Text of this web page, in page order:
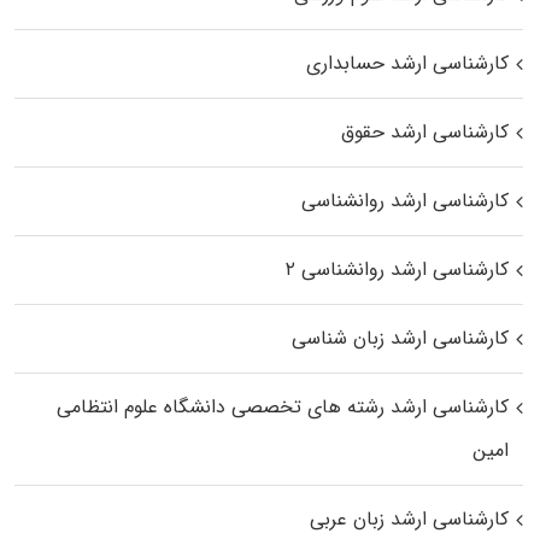
کارشناسی ارشد حسابداری
کارشناسی ارشد حقوق
کارشناسی ارشد روانشناسی
کارشناسی ارشد روانشناسی ۲
کارشناسی ارشد زبان شناسی
کارشناسی ارشد رﺷﺘﻪ ﻫﺎی تخصصی داﻧﺸﮕﺎه ﻋﻠﻮم انتظامی
اﻣﻴﻦ
کارشناسی ارشد زبان عربی